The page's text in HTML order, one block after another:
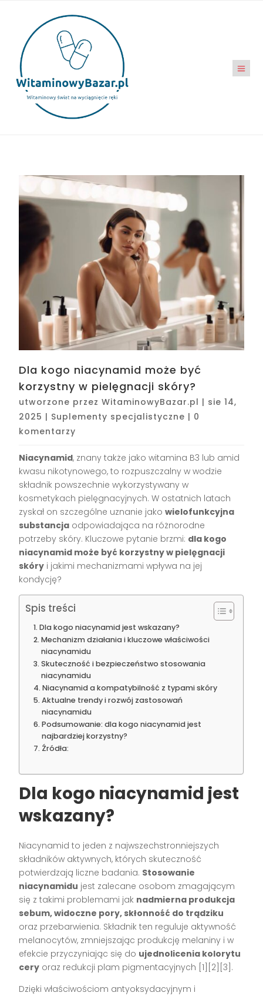
Dla kogo niacynamid może być
korzystny w pielęgnacji skóry?
utworzone przezWitaminowyBazar.pl | sie 14,
2025 | Suplementy specjalistyczne | 0
komentarzy
Niacynamid, znany także jako witamina B3 lub amid
kwasu nikotynowego, to rozpuszczalny w wodzie
składnik powszechnie wykorzystywany w
kosmetykach pielęgnacyjnych. W ostatnich latach
zyskał on szczególne uznanie jakowielofunkcyjna
substancja odpowiadająca na różnorodne
potrzeby skóry. Kluczowe pytanie brzmi: dla kogo
niacynamid może być korzystny w pielęgnacji
skóry i jakimi mechanizmami wpływa na jej
kondycję?
Spis treści
Dla kogo niacynamid jest wskazany?
Mechanizm działania i kluczowe właściwości
niacynamidu
Skuteczność i bezpieczeństwo stosowania
niacynamidu
Niacynamid a kompatybilność z typami skóry
Aktualne trendy i rozwój zastosowań
niacynamidu
Podsumowanie: dla kogo niacynamid jest
najbardziej korzystny?
Źródła:
Dla kogo niacynamid jest
wskazany?
Niacynamid to jeden z najwszechstronniejszych
składników aktywnych, których skuteczność
potwierdzają liczne badania. Stosowanie
niacynamidu jest zalecane osobom zmagającym
się z takimi problemami jak nadmierna produkcja
sebum, widoczne pory, skłonność do trądziku
oraz przebarwienia. Składnik ten reguluje aktywność
melanocytów, zmniejszając produkcję melaniny i w
efekcie przyczyniając się do ujednolicenia kolorytu
cery oraz redukcji plam pigmentacyjnych [1][2][3].
Dzięki właściwościom antyoksydacyjnym i